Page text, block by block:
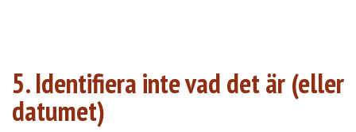
5. Identifiera inte vad det är (eller
datumet)